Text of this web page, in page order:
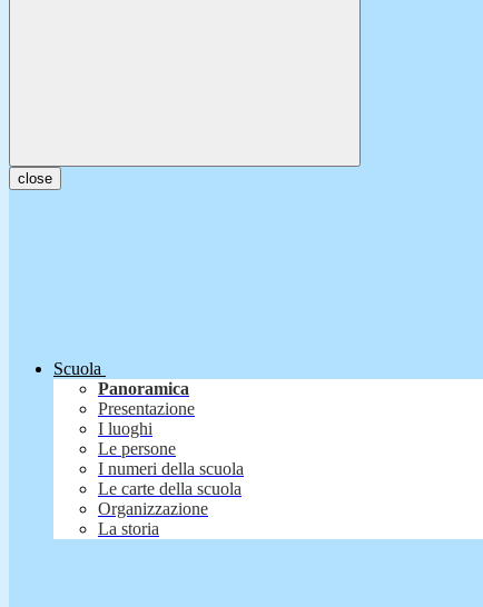
close
Scuola
Panoramica
Presentazione
I luoghi
Le persone
I numeri della scuola
Le carte della scuola
Organizzazione
La storia